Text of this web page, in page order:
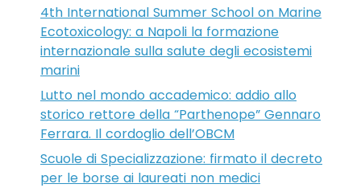
4th International Summer School on Marine
Ecotoxicology: a Napoli la formazione
internazionale sulla salute degli ecosistemi
marini
Lutto nel mondo accademico: addio allo
storico rettore della “Parthenope” Gennaro
Ferrara. Il cordoglio dell’OBCM
Scuole di Specializzazione: firmato il decreto
per le borse ai laureati non medici